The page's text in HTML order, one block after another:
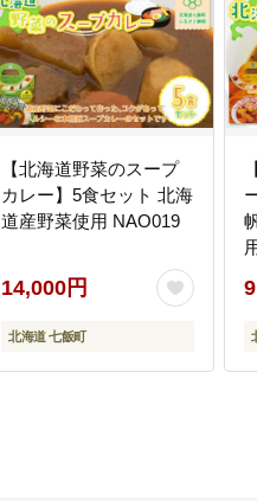
【北海道野菜のスープ
カレー】5食セット 北海
道産野菜使用 NAO019
14,000円
北海道 七飯町